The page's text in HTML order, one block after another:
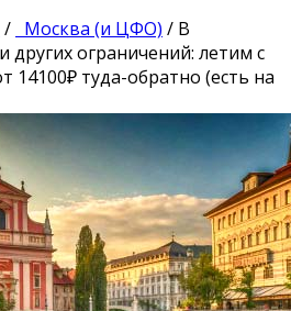
/ Москва (и ЦФО) / В
других ограничений: летим с
14100₽ туда-обратно (есть на